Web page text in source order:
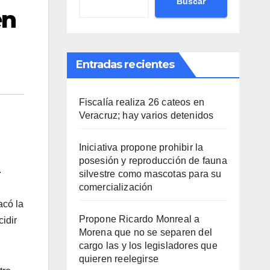
la
Entradas recientes
Fiscalía realiza 26 cateos en
Veracruz; hay varios detenidos
Iniciativa propone prohibir la
posesión y reproducción de fauna
silvestre como mascotas para su
comercialización
Propone Ricardo Monreal a
Morena que no se separen del
cargo las y los legisladores que
quieren reelegirse